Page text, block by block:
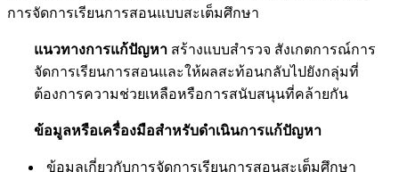
การจัดการเรียนการสอนแบบสะเต็มศึกษา
แนวทางการแก้ปัญหา สร้างแบบสำรวจ สังเกตการณ์การ
จัดการเรียนการสอนและให้ผลสะท้อนกลับไปยังกลุ่มที่
ต้องการความช่วยเหลือหรือการสนับสนุนที่คล้ายกัน
ข้อมูลหรือเครื่องมือสำหรับดำเนินการแก้ปัญหา
ข้อมูลเกี่ยวกับการจัดการเรียนการสอนสะเต็มศึกษา